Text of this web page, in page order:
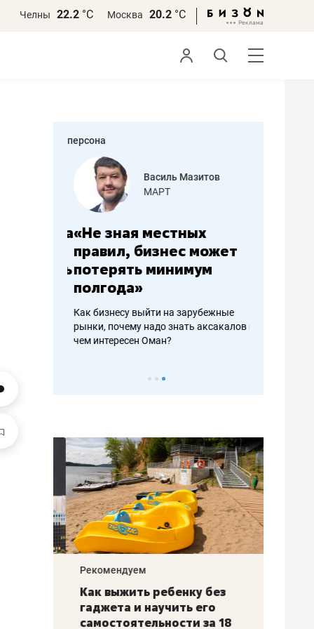
Челны 22.2 °С Москва 20.2 °С
персона
Василь Мазитов
МАРТ
«Не зная местных
правил, бизнес может
потерять минимум
полгода»
Как бизнесу выйти на зарубежные
рынки, почему надо знать аксакалов и
чем интересен Оман?
–
Рекомендуем
Как выжить ребенку без
гаджета и научить его
самостоятельности за 18